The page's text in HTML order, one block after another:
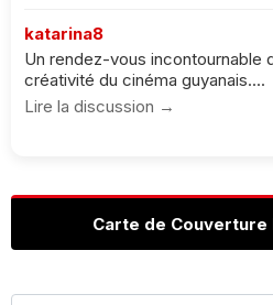
katarina8
Un rendez-vous incontournable
créativité du cinéma guyanais....
Lire la discussion →
Carte de Couverture